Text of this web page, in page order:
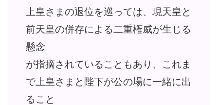
上皇さまの退位を巡っては、現天皇と
前天皇の併存による二重権威が生じる
懸念
が指摘されていることもあり、これま
で上皇さまと陛下が公の場に一緒に出
ること